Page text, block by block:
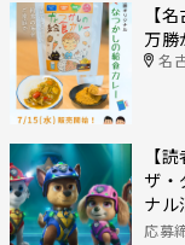
【
万勝
名
【
ザ・
ナル
応募